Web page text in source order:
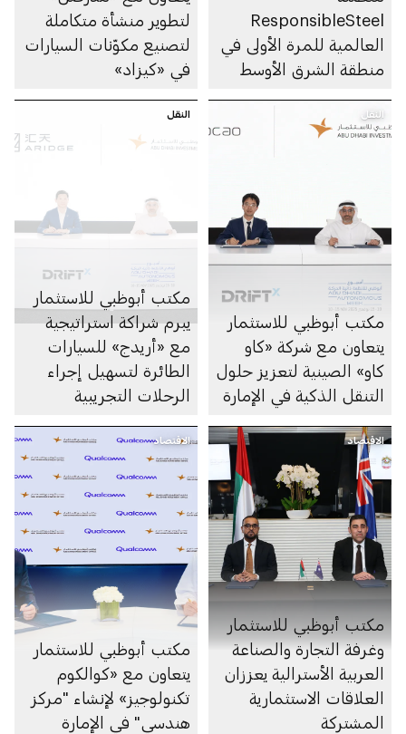
ResponsibleSteel
العالمية للمرة الأولى في
منطقة الشرق الأوسط
لتطوير منشأة متكاملة
لتصنيع مكوّنات السيارات
في «كيزاد»
النقل
مكتب أبوظبي للاستثمار
يتعاون مع شركة «كاو
كاو» الصينية لتعزيز حلول
التنقل الذكية في الإمارة
النقل
مكتب أبوظبي للاستثمار
يبرم شراكة استراتيجية
مع «أريدج» للسيارات
الطائرة لتسهيل إجراء
الرحلات التجريبية
الاقتصاد
مكتب أبوظبي للاستثمار
وغرفة التجارة والصناعة
العربية الأسترالية يعززان
العلاقات الاستثمارية
المشتركة
الاقتصاد
مكتب أبوظبي للاستثمار
يتعاون مع «كوالكوم
تكنولوجيز» لإنشاء "مركز
هندسي" في الإمارة